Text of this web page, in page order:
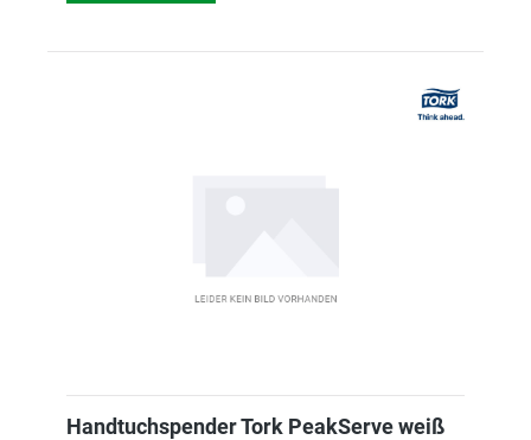
Handtuchspender Tork PeakServe weiß